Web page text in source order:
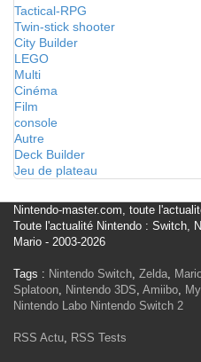
Tactical-RPG
Twin-stick shooter
City Builder
LEGO
Multi
Cinéma
Film
console
Autre
Deck Builder
Jeu de plateau
Nintendo-master.com, toute
Toute l'actualité Nintendo : Switch,
Mario - 2003-2026
Tags : Nintendo Switch, Zelda,
Splatoon, Nintendo 3DS, Amiibo,
Nintendo Labo Nintendo Switch 2
RSS Actu, RSS Tests